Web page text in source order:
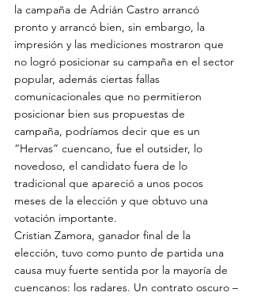
la campaña de Adrián Castro arrancó
pronto y arrancó bien, sin embargo, la
impresión y las mediciones mostraron que
no logró posicionar su campaña en el sector
popular, además ciertas fallas
comunicacionales que no permitieron
posicionar bien sus propuestas de
campaña, podríamos decir que es un
“Hervas” cuencano, fue el outsider, lo
novedoso, el candidato fuera de lo
tradicional que apareció a unos pocos
meses de la elección y que obtuvo una
votación importante.
Cristian Zamora, ganador final de la
elección, tuvo como punto de partida una
causa muy fuerte sentida por la mayoría de
cuencanos: los radares. Un contrato oscuro –